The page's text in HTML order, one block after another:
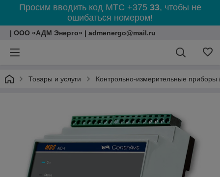
Просим вводить код МТС +375 33, чтобы не
ошибаться номером!
| ООО «АДМ Энерго» | admenergo@mail.ru
Товары и услуги Контрольно-измерительные